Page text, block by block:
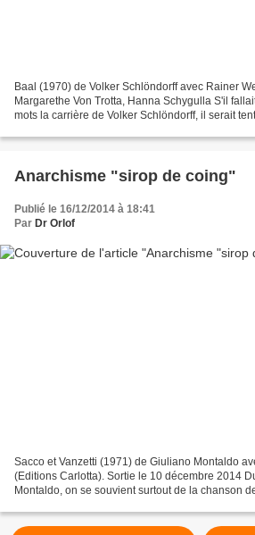
Baal (1970) de Volker Schlöndorff avec Rainer
Margarethe Von Trotta, Hanna Schygulla S'il
mots la carrière de Volker Schlöndorff, il serait
Anarchisme "sirop de coing"
Publié le 16/12/2014 à 18:41
Par Dr Orlof
Sacco et Vanzetti (1971) de Giuliano Montaldo
(Editions Carlotta). Sortie le 10 décembre 2014
Montaldo, on se souvient surtout de la chanson